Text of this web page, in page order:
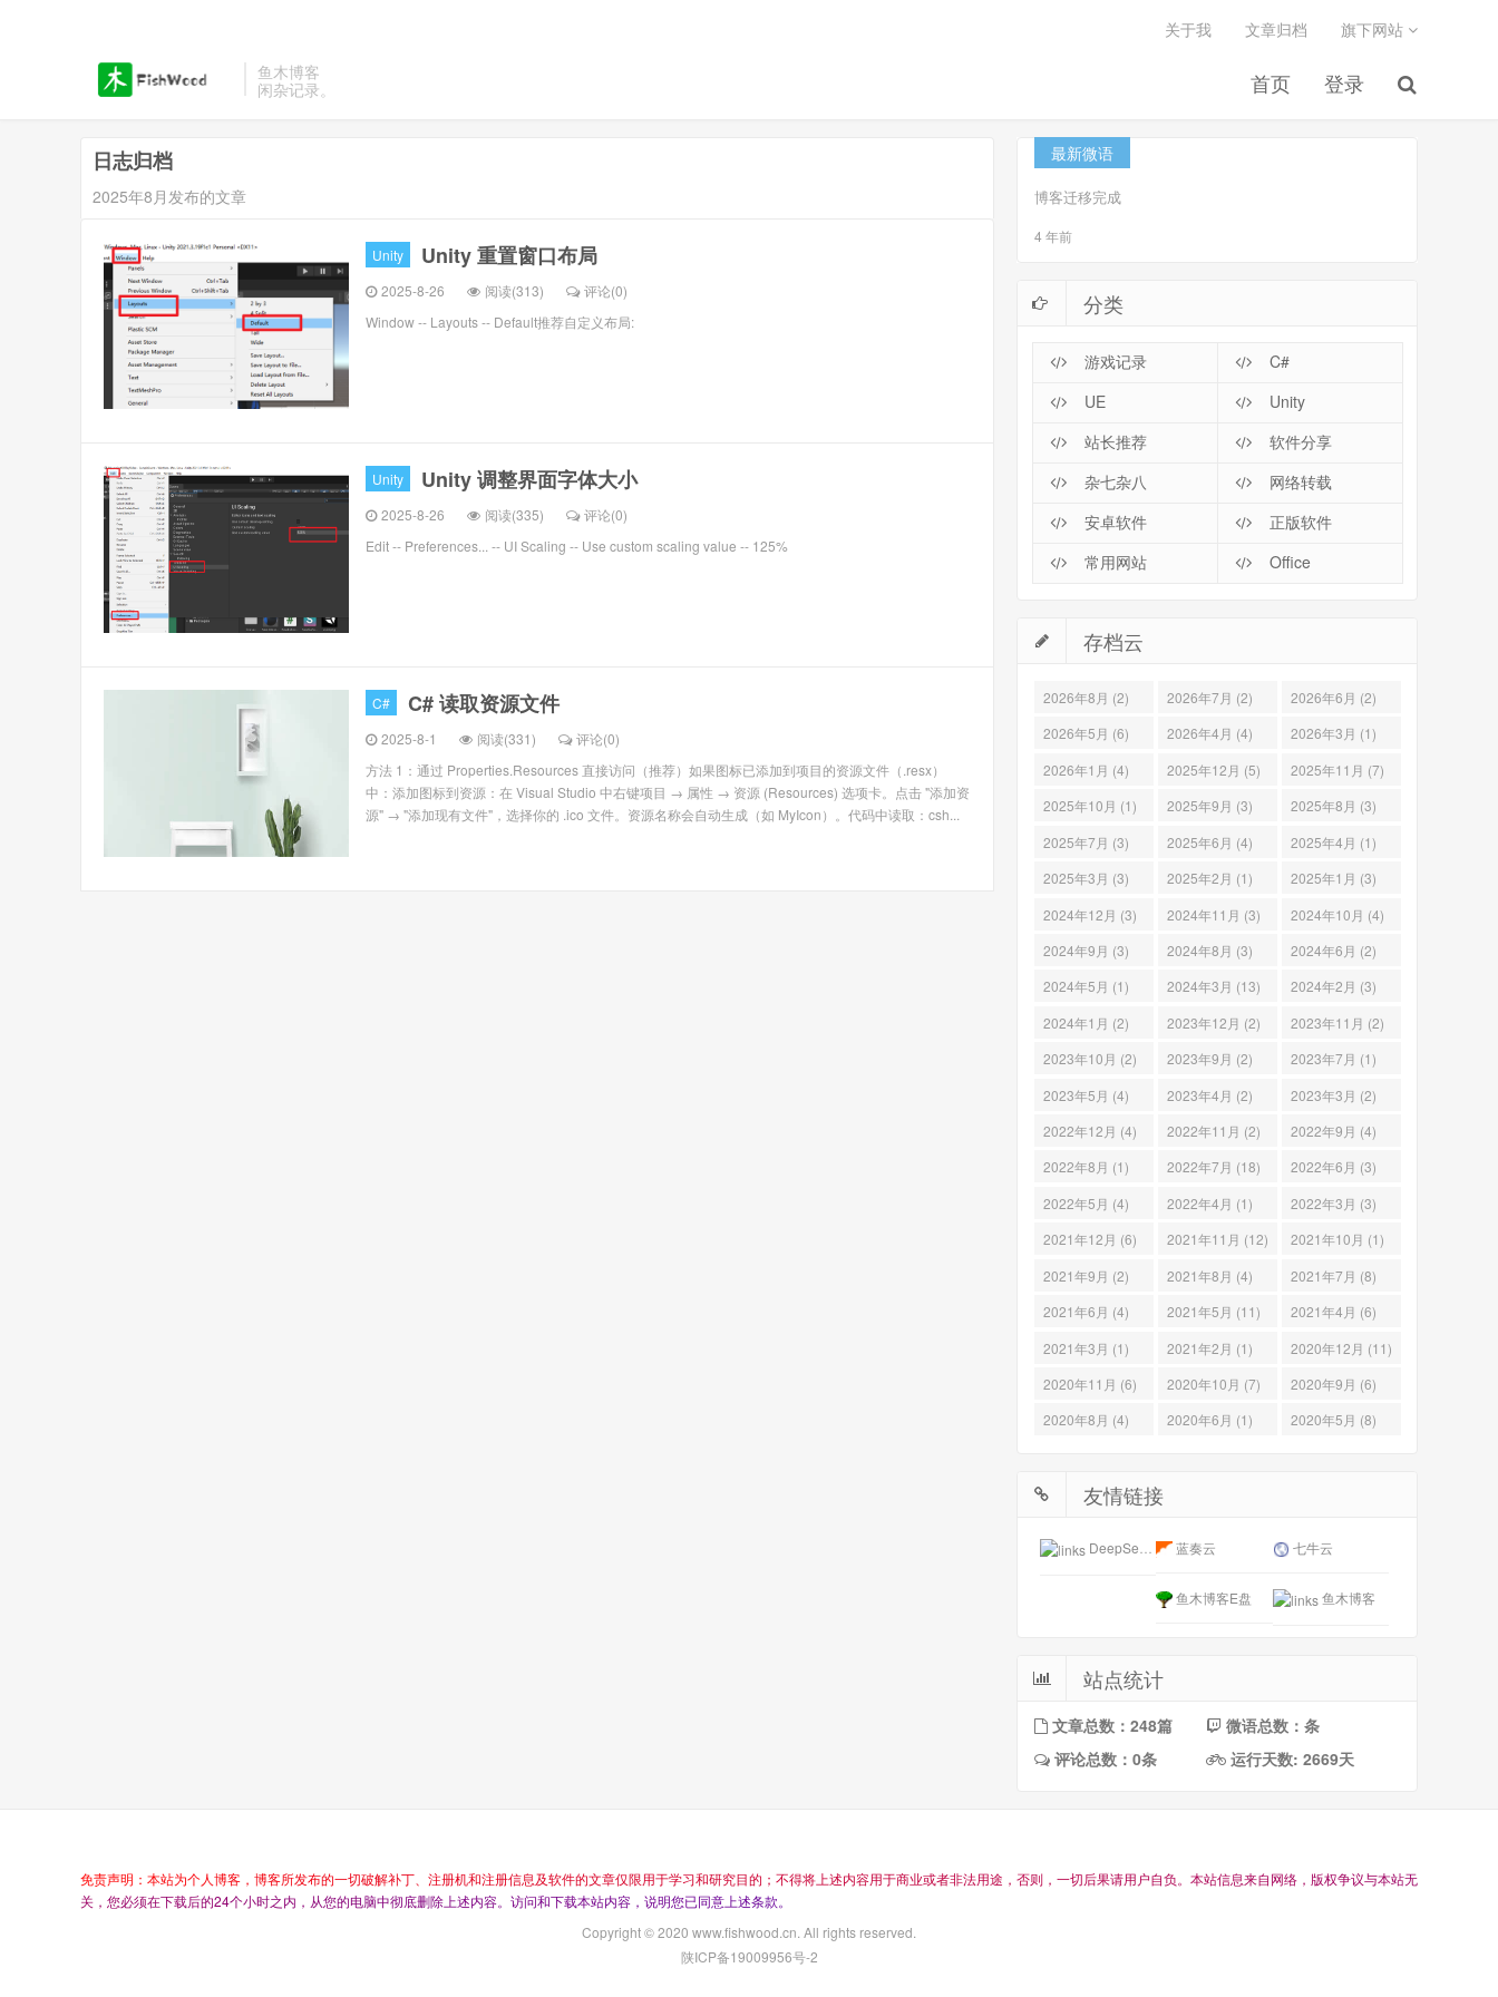
鱼木博客
闲杂记录。
首页 登录
关于我 文章归档 旗下网站
日志归档
2025年8月发布的文章
Unity Unity 重置窗口布局
2025-8-26 阅读(313) 评论(0)
Window -- Layouts -- Default推荐自定义布局:
Unity Unity 调整界面字体大小
2025-8-26 阅读(335) 评论(0)
Edit -- Preferences... -- UI Scaling -- Use custom scaling value -- 125%
C# C# 读取资源文件
2025-8-1 阅读(331) 评论(0)
方法 1：通过 Properties.Resources 直接访问（推荐）如果图标已添加到项目的资源文件（.resx）
中：添加图标到资源：在 Visual Studio 中右键项目 → 属性 → 资源 (Resources) 选项卡。点击 "添加资
源" → "添加现有文件"，选择你的 .ico 文件。资源名称会自动生成（如 MyIcon）。代码中读取：csh...
最新微语
博客迁移完成
4 年前
分类
游戏记录
C#
UE
Unity
站长推荐
软件分享
杂七杂八
网络转载
安卓软件
正版软件
常用网站
Office
存档云
2026年8月 (2) 2026年7月 (2)
2026年6月 (2)
2026年5月 (6)
2026年4月 (4)
2026年3月 (1)
2026年1月 (4)
2025年12月 (5)
2025年11月 (7)
2025年10月 (1)
2025年9月 (3)
2025年8月 (3)
2025年7月 (3)
2025年6月 (4)
2025年4月 (1)
2025年3月 (3)
2025年2月 (1)
2025年1月 (3)
2024年12月 (3)
2024年11月 (3)
2024年10月 (4)
2024年9月 (3)
2024年8月 (3)
2024年6月 (2)
2024年5月 (1)
2024年3月 (13)
2024年2月 (3)
2024年1月 (2)
2023年12月 (2)
2023年11月 (2)
2023年10月 (2)
2023年9月 (2)
2023年7月 (1)
2023年5月 (4)
2023年4月 (2)
2023年3月 (2)
2022年12月 (4)
2022年11月 (2)
2022年9月 (4)
2022年8月 (1)
2022年7月 (18)
2022年6月 (3)
2022年5月 (4)
2022年4月 (1)
2022年3月 (3)
2021年12月 (6)
2021年11月 (12)
2021年10月 (1)
2021年9月 (2)
2021年8月 (4)
2021年7月 (8)
2021年6月 (4)
2021年5月 (11)
2021年4月 (6)
2021年3月 (1)
2021年2月 (1)
2020年12月 (11)
2020年11月 (6)
2020年10月 (7)
2020年9月 (6)
2020年8月 (4)
2020年6月 (1) 2020年5月 (8)
友情链接
DeepSeek开放平台 蓝奏云 七牛云
鱼木博客E盘 鱼木博客
站点统计
文章总数：248篇
微语总数：条
评论总数：0条
运行天数: 2669天
免责声明 ： 本站为个人博客 ， 博客所发布的一切破解补丁 注册机和注册信息及软件的文章仅限用于学习和研究目的 ； 不得将 上述内容用于商业或者非法用途 ， 否则 ， 一切后果请用户自负。 本站信息来自网络 ， 版权争议与本站无
关 ， 您必须在下载后的24个小时之内 ， 从您的电脑中彻底删除 上述内容。 访问和下载本站内容 ， 说明您已同意 上述条款。
Copyright © 2020 www.fishwood.cn. All rights reserved.
陕ICP备19009956号-2